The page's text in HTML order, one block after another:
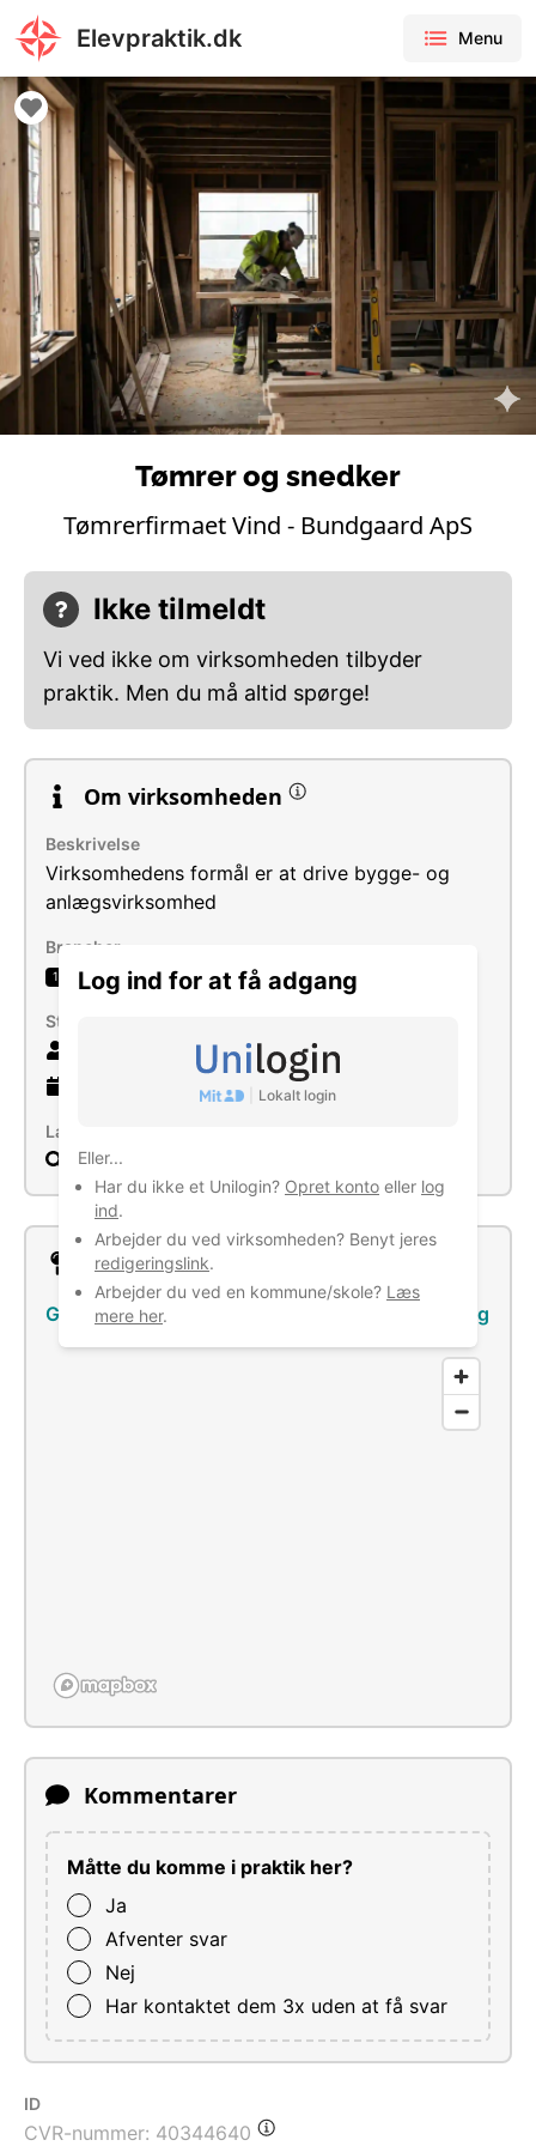
Elevpraktik.dk Menu
Log ind for at få adgang
Lokalt login
Eller...
Har du ikke et Unilogin? Opret konto eller log
ind.
Arbejder du ved virksomheden? Benyt jeres
redigeringslink.
Arbejder du ved en kommune/skole? Læs
mere her.
Tømrer og snedker
Tømrerfirmaet Vind - Bundgaard ApS
Ikke tilmeldt
Vi ved ikke om virksomheden tilbyder
praktik. Men du må altid spørge!
Om virksomheden
Beskrivelse
Virksomhedens formål er at drive bygge- og
anlægsvirksomhed
Brancher
1 Tømrer- og bygningssnedkeraktiviteter
Størrelse
gammel virksomhed
Læs mere
Søg
Lokation
Gammel Landevej 8, 7540 Haderup Se bus/tog
Kommentarer
Måtte du komme i praktik her?
Ja
Afventer svar
Nej
Har kontaktet dem 3x uden at få svar
ID
CVR-nummer: 40344640